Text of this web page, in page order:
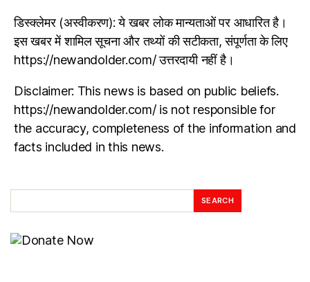
डिस्क्लेमर (अस्वीकरण): ये खबर लोक मान्यताओं पर आधारित है।
इस खबर में शामिल सूचना और तथ्यों की सटीकता, संपूर्णता के लिए
https://newandolder.com/ उत्तरदायी नहीं है।
Disclaimer: This news is based on public beliefs.
https://newandolder.com/ is not responsible for
the accuracy, completeness of the information and
facts included in this news.
SEARCH